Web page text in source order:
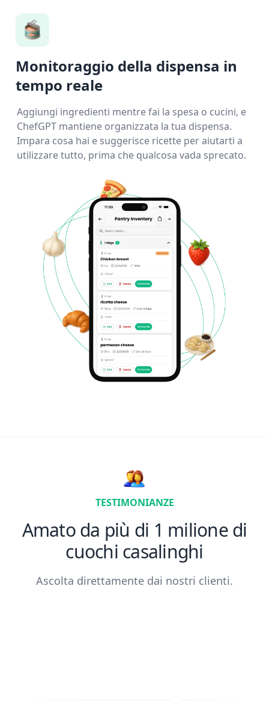
Monitoraggio della dispensa in
tempo reale
Aggiungi ingredienti mentre fai la spesa o cucini, e
ChefGPT mantiene organizzata la tua dispensa.
Impara cosa hai e suggerisce ricette per aiutarti a
utilizzare tutto, prima che qualcosa vada sprecato.
TESTIMONIANZE
Amato da più di 1 milione di
cuochi casalinghi
Ascolta direttamente dai nostri clienti.